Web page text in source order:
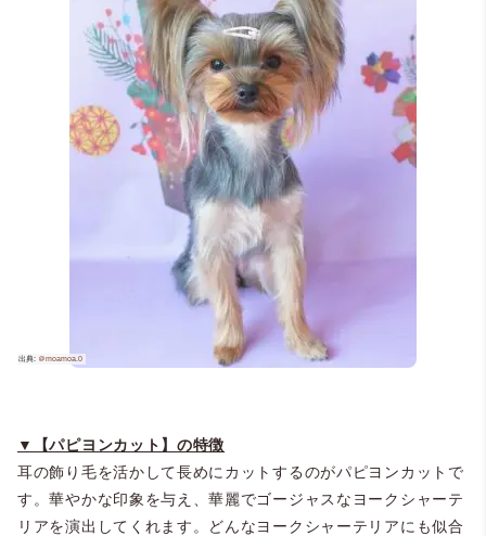
▼【パピヨンカット】の特徴
耳の飾り毛を活かして長めにカットするのがパピヨンカットで
す。華やかな印象を与え、華麗でゴージャスなヨークシャーテ
リアを演出してくれます。どんなヨークシャーテリアにも似合